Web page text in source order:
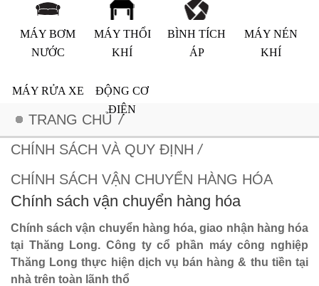
MÁY BƠM
NƯỚC
MÁY THỔI
KHÍ
BÌNH TÍCH
ÁP
MÁY NÉN
KHÍ
MÁY RỬA XE
ĐỘNG CƠ
ĐIỆN
TRANG CHỦ /
CHÍNH SÁCH VÀ QUY ĐỊNH /
CHÍNH SÁCH VẬN CHUYỂN HÀNG HÓA
Chính sách vận chuyển hàng hóa
Chính sách vận chuyển hàng hóa, giao nhận hàng hóa
tại Thăng Long. Công ty cổ phần máy công nghiệp
Thăng Long thực hiện dịch vụ bán hàng & thu tiền tại
nhà trên toàn lãnh thổ